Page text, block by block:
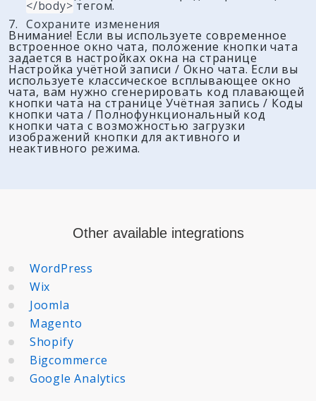
</body>тегом.
Сохраните изменения
Внимание! Если вы используетесовременное
встроенное окно чата, положение кнопки чата
задается в настройках окна на странице
Настройка учётной записи / Окно чата. Если вы
используете классическое всплывающее окно
чата, вам нужно сгенерировать код плавающей
кнопки чата на страницеУчётная запись / Коды
кнопки чата / Полнофункциональный код
кнопки чата с возможностью загрузки
изображений кнопки для активного и
неактивного режима.
Other available integrations
WordPress
Wix
Joomla
Magento
Shopify
Bigcommerce
Google Analytics